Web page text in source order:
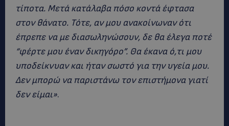
τίποτα. Μετά κατάλαβα πόσο κοντά έφτασα
στον θάνατο. Τότε, αν μου ανακοίνωναν ότι
έπρεπε να με διασωληνώσουν, δε θα έλεγα ποτέ
“φέρτε μου έναν δικηγόρο”. Θα έκανα ό,τι μου
υποδείκνυαν και ήταν σωστό για την υγεία μου.
Δεν μπορώ να παριστάνω τον επιστήμονα γιατί
δεν είμαι».